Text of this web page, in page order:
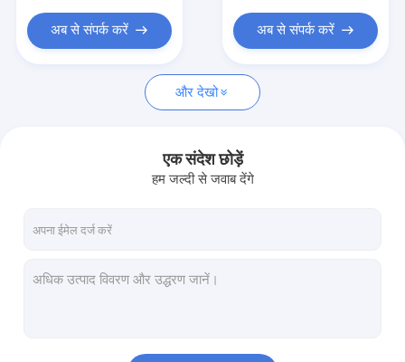
पेपर कप बनाने की मशीनें
पेपर कप डाई कटिंग मशीन
पेपर कप पैकिंग मशीन
अब से संपर्क करें अब से संपर्क करें
और देखो
एक संदेश छोड़ें
हम जल्दी से जवाब देंगे